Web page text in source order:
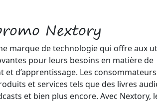
Nextory
marque de technologie qui offre aux
pour leurs besoins en matière de
et d’apprentissage. Les
et services tels que des livres
et bien plus encore. Avec Nextory,